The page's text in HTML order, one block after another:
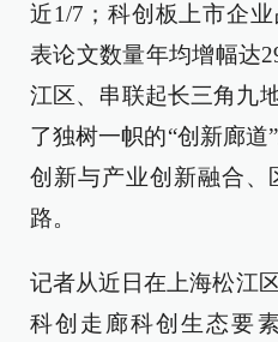
近1/7；科创板上市企
表论文数量年均增幅
江区、串联起长三角九
了独树一帜的“创新廊
创新与产业创新融合、
路。
记者从近日在上海松江
科创走廊科创生态要